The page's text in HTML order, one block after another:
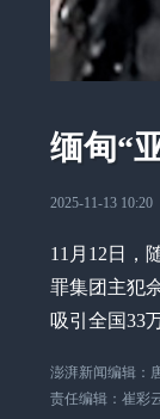
缅甸“
2025-11-13 10:20
11月12日，
罪集团主犯
吸引全国33
澎湃新闻编辑：
责任编辑： 崔彩